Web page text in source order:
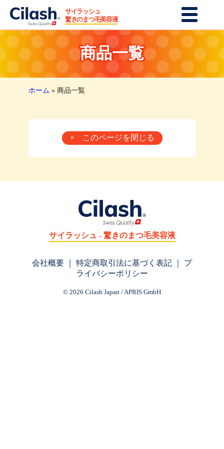
サイラッシュ
驚きのまつ毛美容液
まつ毛・眉毛美容液
育毛・シャンプー
商品一覧
最新レビュー
紹介プログラム
お問い合せ
商品一覧
ホーム »商品一覧
× このページを閉じる
サイラッシュ - 驚きのまつ毛美容液
会社概要 特定商取引法に基づく表記
プ
ライバシーポリシー
© 2026 Cilash Japan / APRIS GmbH